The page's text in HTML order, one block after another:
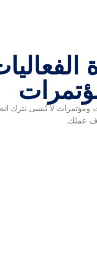
ومؤتمرات لا تُنسى تترك
عملك.